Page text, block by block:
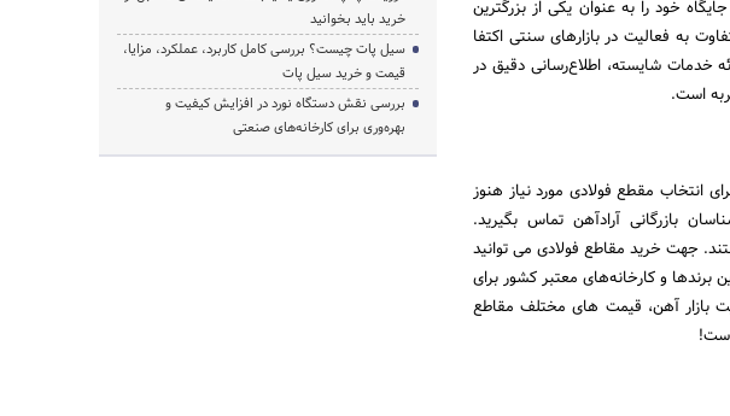
خود را به عنوان یکی از بزرگترین
به فعالیت در بازارهای سنتی اکتفا
خدمات شایسته، اطلاع‌رسانی دقیق در
است.
انتخاب مقطع فولادی مورد نیاز هنوز
به صورت مستقیم با شماره‌گیری 34055-031 با کارشناسان بازرگانی آرادآهن تماس بگیرید.
جهت خرید مقاطع فولادی می توانید
برندها و کارخانه‌های معتبر کشور برای
بازار آهن، قیمت های مختلف مقاطع
خرید باید بخوانید
سیل پات چیست؟ بررسی کامل کاربرد، عملکرد، مزایا،
قیمت و خرید سیل پات
بررسی نقش دستگاه نورد در افزایش کیفیت و
بهره‌وری برای کارخانه‌های صنعتی